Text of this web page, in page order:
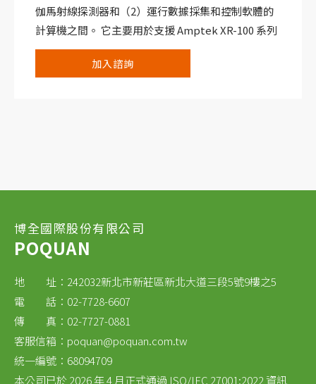
伽馬射線探測器和（2）運行數據採集和控制軟體的
計算機之間。 它主要用於支援 Amptek XR-100 系列
的 SDD、Si-PIN 和 CdTe 探測器，可與許多其它輻
射探測器和前置放大器一起使用，包括 HPGe 探測器
加入諮詢
博全國際股份有限公司
POQUAN
地 址：242032新北市新莊區新北大道三段5號9樓之5
電 話：02-7728-6607
傳 真：02-7727-0881
客服信箱： poquan@poquan.com.tw
統一編號：68094709
本公司已於 2026 年 4 月正式通過 ISO/IEC 27001:2022 資訊